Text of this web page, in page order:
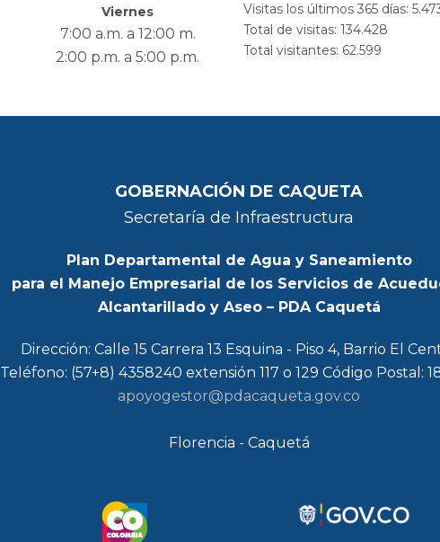
Viernes
7:00 a.m. a 12:00 m.
2:00 p.m. a 5:00 p.m.
Visitas los últimos 365 días:
Total de visitas: 134.428
Total visitantes: 62.599
GOBERNACIÓN DE CAQUETA
Secretaría de Infraestructura
Plan Departamental de Agua y Saneamiento
para el Manejo Empresarial de los Servicios de
Alcantarillado y Aseo – PDA Caquetá
Dirección: Calle 15 Carrera 13 Esquina - Piso 4, Barrio El
Teléfono: (57+8) 4358240 extensión 117 o 129 Código Postal:
apoyogestor@pdacaqueta.gov.co
Florencia - Caquetá